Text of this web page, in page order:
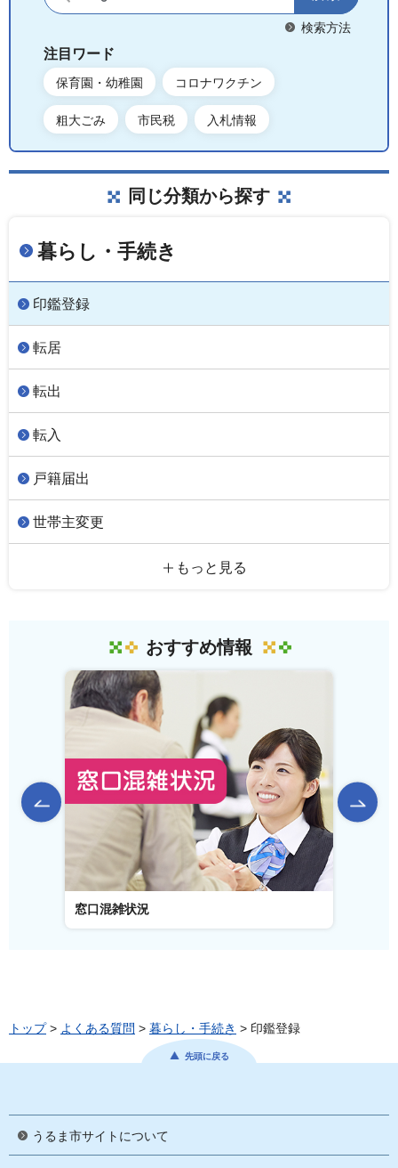
検索方法
注目ワード
保育園・幼稚園 コロナワクチン
粗大ごみ 市民税 入札情報
同じ分類から探す
暮らし・手続き
印鑑登録
転居
転出
転入
戸籍届出
世帯主変更
もっと見る
おすすめ情報
前のスライドを表示
窓口混雑状況
トップ> よくある質問 > 暮らし・手続き > 印鑑登録
先頭に戻る
うるま市サイトについて